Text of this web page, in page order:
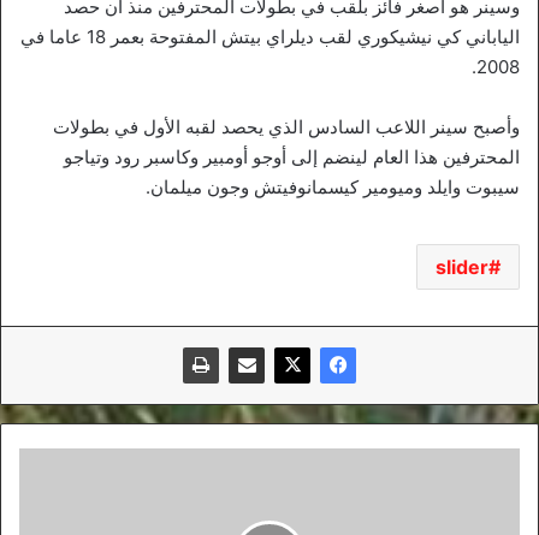
وسينر هو أصغر فائز بلقب في بطولات المحترفين منذ أن حصد
الياباني كي نيشيكوري لقب ديلراي بيتش المفتوحة بعمر 18 عاما في
2008.
وأصبح سينر اللاعب السادس الذي يحصد لقبه الأول في بطولات
المحترفين هذا العام لينضم إلى أوجو أومبير وكاسبر رود وتياجو
سيبوت وايلد وميومير كيسمانوفيتش وجون ميلمان.
slider